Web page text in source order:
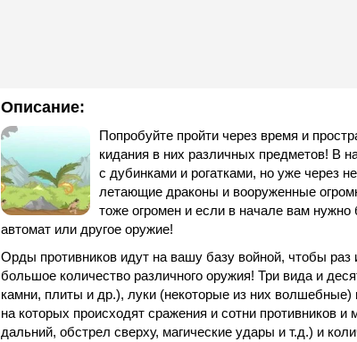
Описание:
Попробуйте пройти через время и
кидания в них различных предметов! В
с дубинками и рогатками, но уже через
летающие драконы и вооруженные
тоже огромен и если в начале вам
автомат или другое оружие!
Орды противников идут на вашу базу войной, чтобы раз
большое количество различного оружия! Три вида и
камни, плиты и др.), луки (некоторые из них волшебные)
на которых происходят сражения и сотни противников и
дальний, обстрел сверху, магические удары и т.д.) и